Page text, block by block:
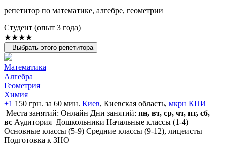
репетитор по математике, алгебре, геометрии
Cтудент (опыт 3 года)
★★★★
Выбрать этого репетитора
Математика
Алгебра
Геометрия
Химия
+1 150 грн. за 60 мин. Киев, Киевская область, мкрн КПИ
Места занятий: Онлайн Дни занятий: пн, вт, ср, чт, пт, сб,
вс Аудитория Дошкольники Начальные классы (1-4)
Основные классы (5-9) Средние классы (9-12), лицеисты
Подготовка к ЗНО